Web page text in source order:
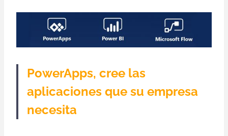
PowerApps, cree las
aplicaciones que su empresa
necesita